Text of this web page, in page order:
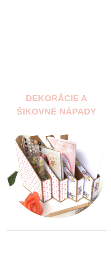
DEKORÁCIE A
ŠIKOVNÉ NÁPADY